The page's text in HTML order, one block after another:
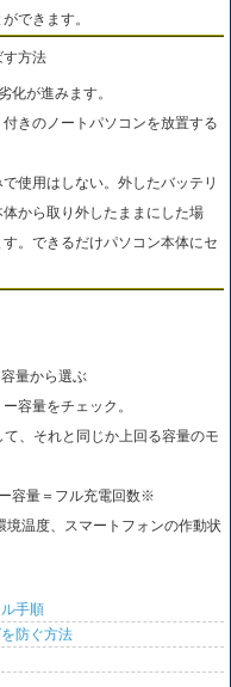
できます。
す方法
化が進みます。
きのノートパソコンを放置する
使用はしない。外したバッテリ
から取り外したままにした場
。できるだけパソコン本体にセ
量から選ぶ
容量をチェック。
、それと同じか上回る容量のモ
容量＝フル充電回数※
温度、スマートフォンの作動状
手順
防ぐ方法